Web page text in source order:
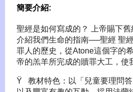
簡要介紹:
聖經是如何寫成的？ 上帝賜下
介紹我們生命的指南──聖經 聖
罪人的歷史，從Atone這個字的
帝的羔羊所完成的贖罪大工，
Ÿ 教材特色：以「兒童要理問